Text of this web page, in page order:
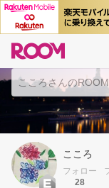
こころ
フォロー
28